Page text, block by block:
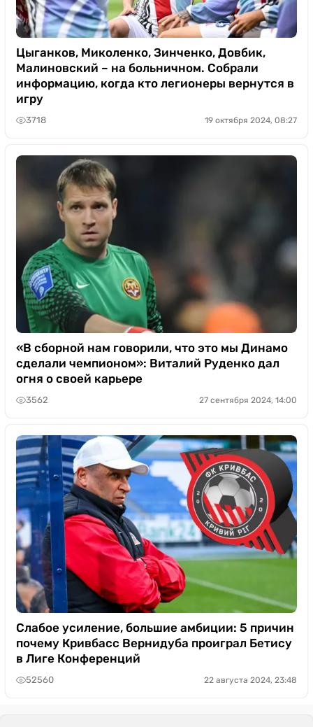
Цыганков, Миколенко, Зинченко, Довбик,
Малиновский – на больничном. Собрали
информацию, когда кто легионеры вернутся в
игру
3718 19 октября 2024, 08:27
«В сборной нам говорили, что это мы Динамо
сделали чемпионом»: Виталий Руденко дал
огня о своей карьере
3562 27 сентября 2024, 14:00
Слабое усиление, большие амбиции: 5 причин
почему Кривбасс Вернидуба проиграл Бетису
в Лиге Конференций
52560 22 августа 2024, 23:48